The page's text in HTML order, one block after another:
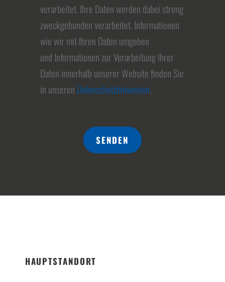
verarbeitet. Ihre Daten werden dabei streng
zweckgebunden verarbeitet. Informationen
wie wir mit Ihren Daten umgehen
und Informationen zur Verarbeitung Ihrer
Daten innerhalb unserer Website finden Sie
in unseren Datenschutzhinweisen
SENDEN
HAUPTSTANDORT